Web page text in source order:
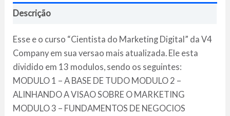
Descrição
Esse e o curso “Cientista do Marketing Digital” da V4
Company em sua versao mais atualizada. Ele esta
dividido em 13 modulos, sendo os seguintes:
MODULO 1 – A BASE DE TUDO MODULO 2 –
ALINHANDO A VISAO SOBRE O MARKETING
MODULO 3 – FUNDAMENTOS DE NEGOCIOS